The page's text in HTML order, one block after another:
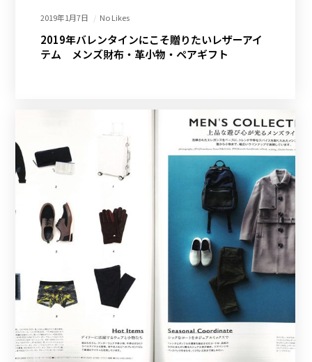
2019年1月7日 No Likes
2019年バレンタインにこそ贈りたいレザーアイ
テム メンズ財布・革小物・ペアギフト